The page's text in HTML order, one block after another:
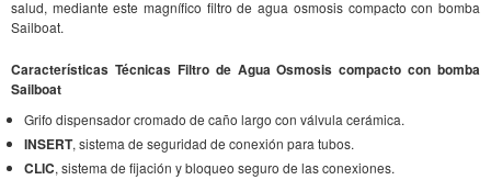
salud, mediante este magnífico filtro de agua osmosis compacto con bomba
Sailboat.
Características Técnicas Filtro de Agua Osmosis compacto con bomba
Sailboat
Grifo dispensador cromado de caño largo con válvula cerámica.
INSERT, sistema de seguridad de conexión para tubos.
CLIC, sistema de fijación y bloqueo seguro de las conexiones.